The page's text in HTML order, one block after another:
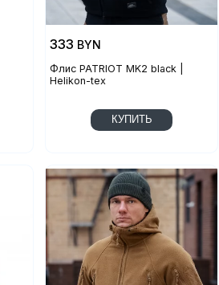
Флис PATRIOT MK2 black |
Helikon-tex
333 BYN
КУПИТЬ